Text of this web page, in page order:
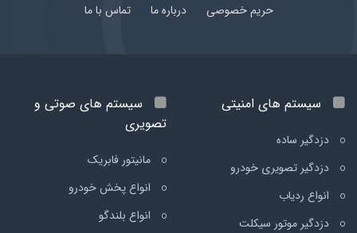
حریم خصوصی درباره ما تماس با ما
سیستم های امنیتی
دزدگیر ساده
دزدگیر تصویری خودرو
انواع ردیاب
دزدگیر موتور سیکلت
سیستم های صوتی و
تصویری
مانیتور فابریک
انواع پخش خودرو
انواع بلندگو